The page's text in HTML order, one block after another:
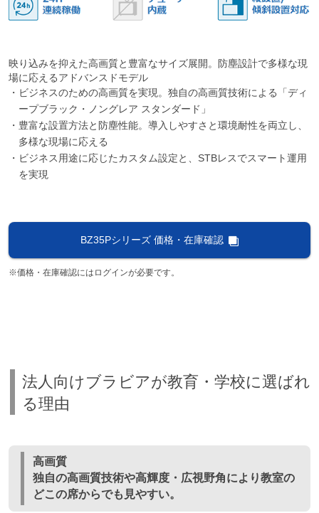
映り込みを抑えた高画質と豊富なサイズ展開。防塵設計で多様な現
場に応えるアドバンスドモデル
・ビジネスのための高画質を実現。独自の高画質技術による「ディ
ープブラック・ノングレア スタンダード」
・豊富な設置方法と防塵性能。導入しやすさと環境耐性を両立し、
多様な現場に応える
・ビジネス用途に応じたカスタム設定と、STBレスでスマート運用
を実現
BZ35Pシリーズ 価格・在庫確認
※価格・在庫確認にはログインが必要です。
法人向けブラビアが教育・学校に選ばれ
る理由
高画質
独自の高画質技術や高輝度・広視野角により教室の
どこの席からでも見やすい。